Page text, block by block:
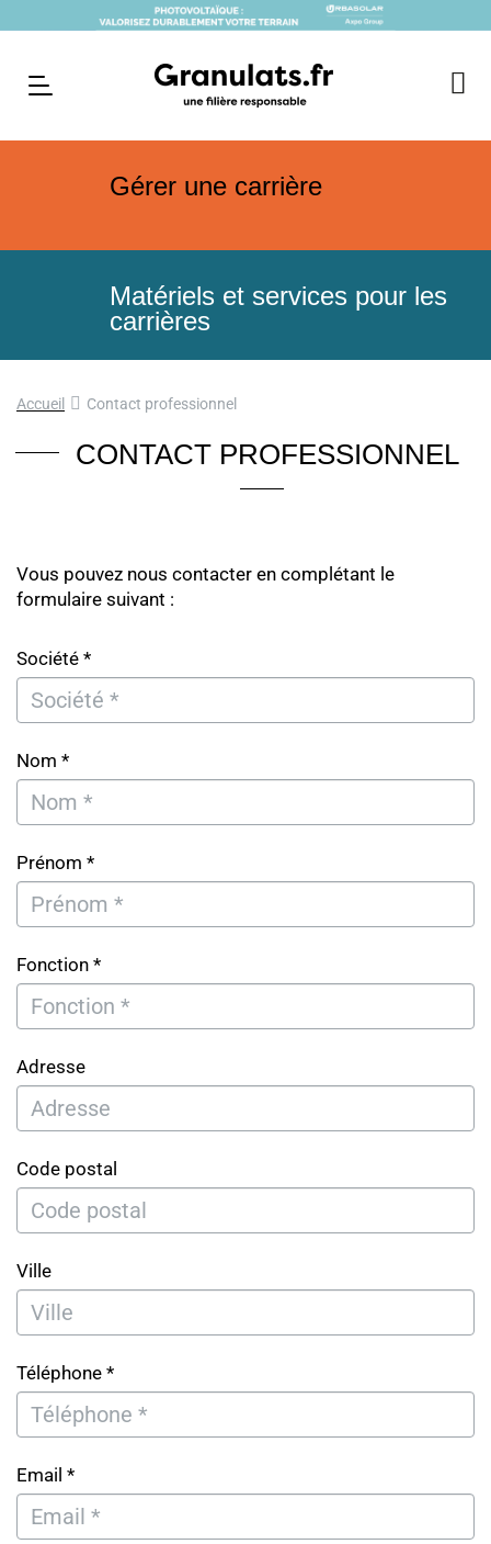
Gérer une carrière
Matériels et services pour les
carrières
Accueil Contact professionnel
CONTACT PROFESSIONNEL
Vous pouvez nous contacter en complétant le
formulaire suivant :
Société *
Nom *
Prénom *
Fonction *
Adresse
Code postal
Ville
Téléphone *
Email *